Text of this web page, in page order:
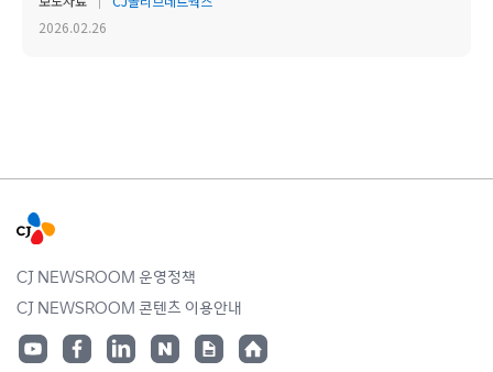
2026.02.26
CJ NEWSROOM 운영정책
CJ NEWSROOM 콘텐츠 이용안내